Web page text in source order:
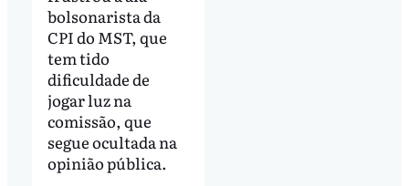
bolsonarista da
CPI do MST, que
tem tido
dificuldade de
jogar luz na
comissão, que
segue ocultada na
opinião pública.